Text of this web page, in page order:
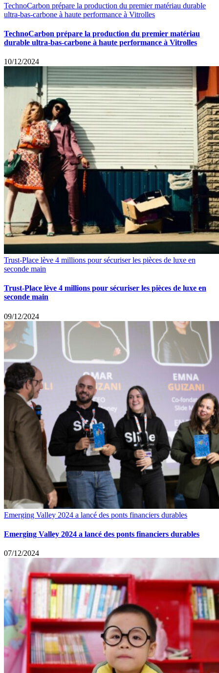
TechnoCarbon prépare la production du premier matériau durable
ultra-bas-carbone à haute performance à Vitrolles
TechnoCarbon prépare la production du premier matériau
durable ultra-bas-carbone à haute performance à Vitrolles
10/12/2024
Trust-Place lève 4 millions pour sécuriser les pièces de luxe en
seconde main
Trust-Place lève 4 millions pour sécuriser les pièces de luxe en
seconde main
09/12/2024
Emerging Valley 2024 a lancé des ponts financiers durables
Emerging Valley 2024 a lancé des ponts financiers durables
07/12/2024